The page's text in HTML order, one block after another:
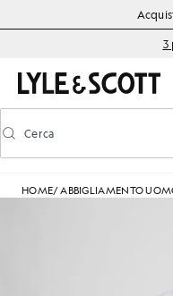
Vai al contenuto
Informazioni
3
Attiva/disattiva la
Cerca
HOME/ABBIGLIAMENTO